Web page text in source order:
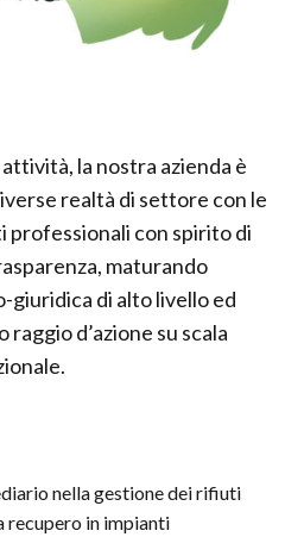
la nostra azienda è
realtà di settore con le
con spirito di
maturando
giuridica di alto livello ed
d’azione su scala
nella gestione dei rifiuti
recupero in impianti